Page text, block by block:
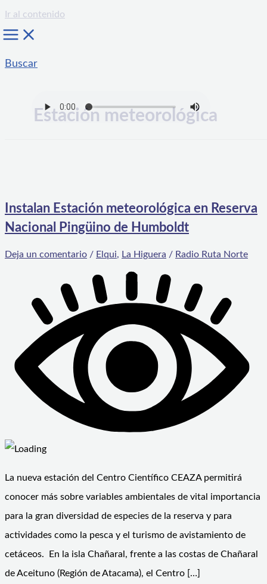
Ir al contenido
Buscar
Estación meteorológica
Instalan Estación meteorológica en Reserva
Nacional Pingüino de Humboldt
Deja un comentario / Elqui, La Higuera / Radio Ruta Norte
La nueva estación del Centro Científico CEAZA permitirá
conocer más sobre variables ambientales de vital importancia
para la gran diversidad de especies de la reserva y para
actividades como la pesca y el turismo de avistamiento de
cetáceos. En la isla Chañaral, frente a las costas de Chañaral
de Aceituno (Región de Atacama), el Centro […]